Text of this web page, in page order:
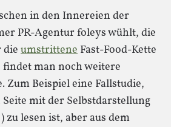
in den Innereien der
PR-Agentur foleys wühlt, die
umstrittene Fast-Food-Kette
findet man noch weitere
Zum Beispiel eine Fallstudie,
mit der Selbstdarstellung
lesen ist, aber aus dem